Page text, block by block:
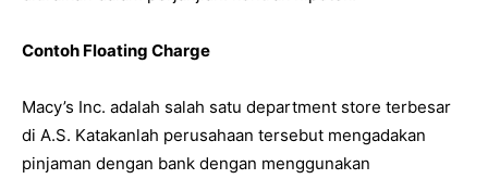
Contoh Floating Charge
Macy’s Inc. adalah salah satu department store terbesar
di A.S. Katakanlah perusahaan tersebut mengadakan
pinjaman dengan bank dengan menggunakan